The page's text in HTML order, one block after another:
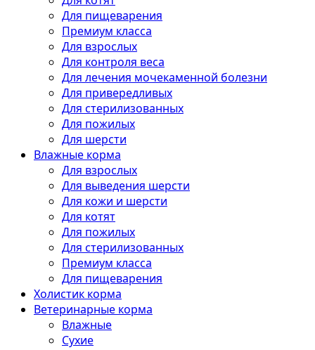
Для пищеварения
Премиум класса
Для взрослых
Для контроля веса
Для лечения мочекаменной болезни
Для привередливых
Для стерилизованных
Для пожилых
Для шерсти
Влажные корма
Для взрослых
Для выведения шерсти
Для кожи и шерсти
Для котят
Для пожилых
Для стерилизованных
Премиум класса
Для пищеварения
Холистик корма
Ветеринарные корма
Влажные
Сухие